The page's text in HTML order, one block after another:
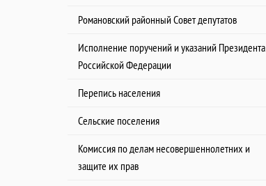
Романовский районный Совет депутатов
Исполнение поручений и указаний Президента
Российской Федерации
Перепись населения
Сельские поселения
Комиссия по делам несовершеннолетних и
защите их прав